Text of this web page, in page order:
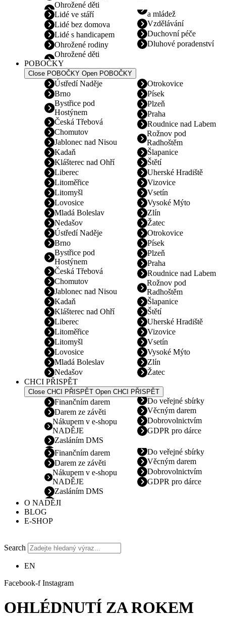
Ohrožené děti
Lidé ve stáří
Lidé bez domova
Lidé s handicapem
Ohrožené rodiny
Ohrožené děti
a mládež
Vzdělávání
Duchovní péče
Dluhové poradenství
POBOČKY
Close POBOČKY Open POBOČKY
Ústředí Naděje
Brno
Bystřice pod
Hostýnem
Česká Třebová
Chomutov
Jablonec nad Nisou
Kadaň
Klášterec nad Ohří
Liberec
Litoměřice
Litomyšl
Lovosice
Mladá Boleslav
Nedašov
Otrokovice
Písek
Plzeň
Praha
Roudnice nad Labem
Rožnov pod
Radhoštěm
Šlapanice
Štětí
Uherské Hradiště
Vizovice
Vsetín
Vysoké Mýto
Zlín
Žatec
Ústředí Naděje
Brno
Bystřice pod
Hostýnem
Česká Třebová
Chomutov
Jablonec nad Nisou
Kadaň
Klášterec nad Ohří
Liberec
Litoměřice
Litomyšl
Lovosice
Mladá Boleslav
Nedašov
Otrokovice
Písek
Plzeň
Praha
Roudnice nad Labem
Rožnov pod
Radhoštěm
Šlapanice
Štětí
Uherské Hradiště
Vizovice
Vsetín
Vysoké Mýto
Zlín
Žatec
CHCI PŘISPĚT
Close CHCI PŘISPĚT Open CHCI PŘISPĚT
Finančním darem
Darem ze závěti
Nákupem v e-shopu
NADĚJE
Zasláním DMS
Do veřejné sbírky
Věcným darem
Dobrovolnictvím
GDPR pro dárce
Finančním darem
Darem ze závěti
Nákupem v e-shopu
NADĚJE
Zasláním DMS
Do veřejné sbírky
Věcným darem
Dobrovolnictvím
GDPR pro dárce
O NADĚJI
BLOG
E-SHOP
Search
EN
Facebook-f Instagram
OHLÉDNUTÍ ZA ROKEM